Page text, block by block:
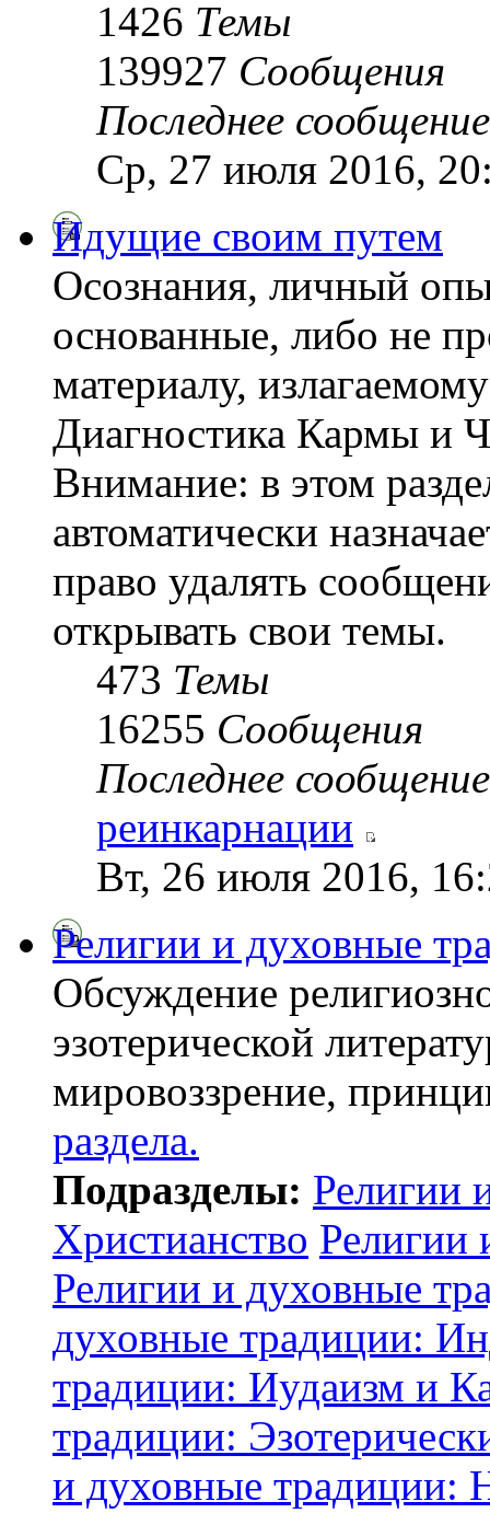
1426 Темы
139927 Сообщения
Последнее сообщение
Ср, 27 июля 2016,
Идущие своим путем
Осознания, личный
основанные, либо не
материалу,
Диагностика Кармы и
Внимание: в этом
автоматически
право удалять
открывать свои темы.
473 Темы
16255 Сообщения
Последнее сообщение
реинкарнации
Вт, 26 июля 2016,
Религии и духовные
Обсуждение
эзотерической
мировоззрение,
раздела.
Подразделы: Религии
Христианство Религии
Религии и духовные
духовные традиции:
традиции: Иудаизм и
традиции:
и духовные традиции: